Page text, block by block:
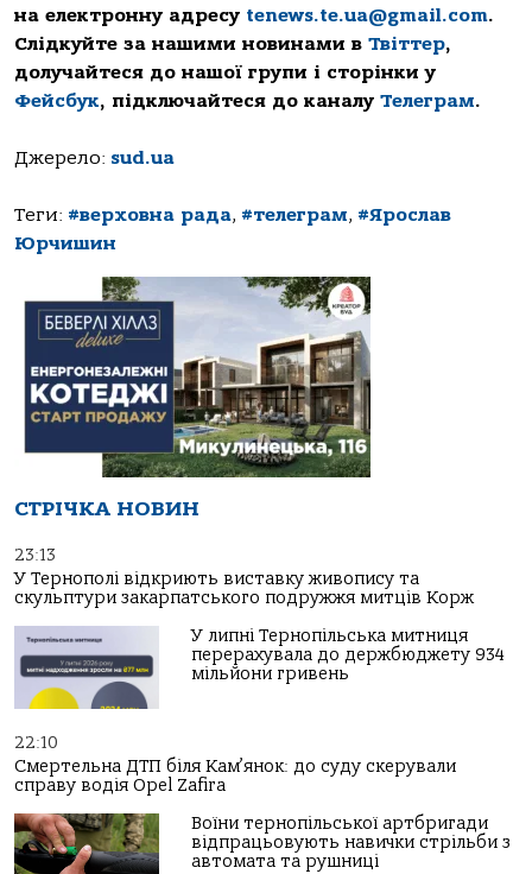
на електронну адресу tenews.te.ua@gmail.com.
Слідкуйте за нашими новинами в Твіттер,
долучайтеся до нашої групи і сторінки у
Фейсбук, підключайтеся до каналу Телеграм.
Джерело: sud.ua
Теги: #верховна рада, #телеграм, #Ярослав
Юрчишин
СТРІЧКА НОВИН
23:13
У Тернополі відкриють виставку живопису та
скульптури закарпатського подружжя митців Корж
У липні Тернопільська митниця
перерахувала до держбюджету 934
мільйони гривень
22:10
Смертельна ДТП біля Кам’янок: до суду скерували
справу водія Opel Zafira
Воїни тернопільської артбригади
відпрацьовують навички стрільби з
автомата та рушниці